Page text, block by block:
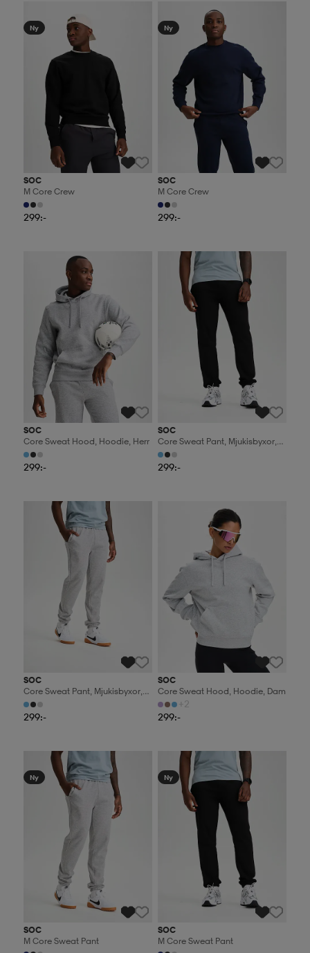
Ny
SOC
M Core Crew
299:-
Ny
SOC
M Core Crew
299:-
SOC
Core Sweat Hood, Hoodie, Herr
299:-
2 för 499:-
SOC
Core Sweat Pant, Mjukisbyxor,
Herr
299:-
2 för 499:-
SOC
Core Sweat Pant, Mjukisbyxor,
Herr
299:-
SOC
Core Sweat Hood, Hoodie, Dam
+2
299:-
2 för 499:-
Ny
SOC
M Core Sweat Pant
2 för 499:-
Ny
SOC
M Core Sweat Pant